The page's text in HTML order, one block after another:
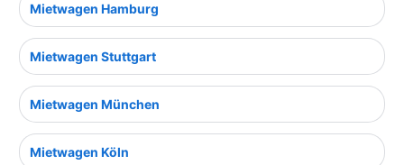
Mietwagen Hamburg
Mietwagen Stuttgart
Mietwagen München
Mietwagen Köln